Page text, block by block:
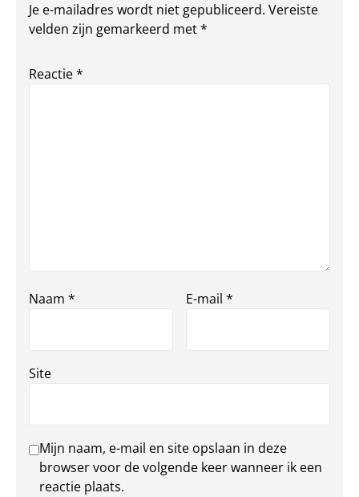
Je e-mailadres wordt niet gepubliceerd. Vereiste
velden zijn gemarkeerd met*
Reactie*
Naam * E-mail *
Site
Mijn naam, e-mail en site opslaan in deze
browser voor de volgende keer wanneer ik een
reactie plaats.